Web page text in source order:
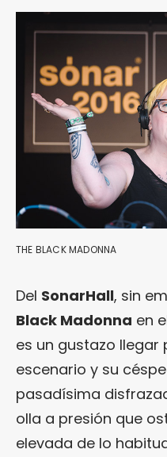
THE BLACK MADONNA
Del SonarHall, sin
Black Madonna en
es un gustazo llegar
escenario y su
pasadísima
olla a presión que
elevada de lo